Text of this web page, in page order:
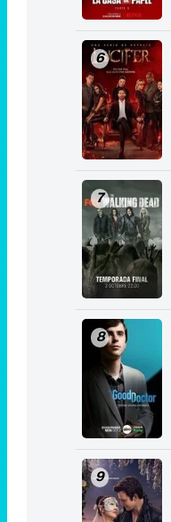
6
7
8
9